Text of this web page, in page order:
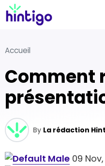
Accueil
Comment réussir une
By La rédaction
09